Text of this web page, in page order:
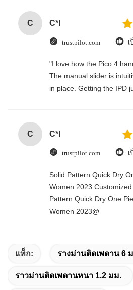
C C*l
trustpilot.com
"I love how the Pico 4
The manual slider is
in place. Getting the IPD
C C*l
trustpilot.com
Solid Pattern Quick Dry
Women 2023
Pattern Quick Dry One
Women 2023@
แท็ก: รางม่านติดเพดาน 6
ราวม่านติดเพดานหนา 1.2 มม.